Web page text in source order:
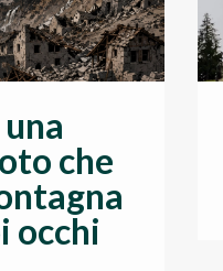
che
occhi